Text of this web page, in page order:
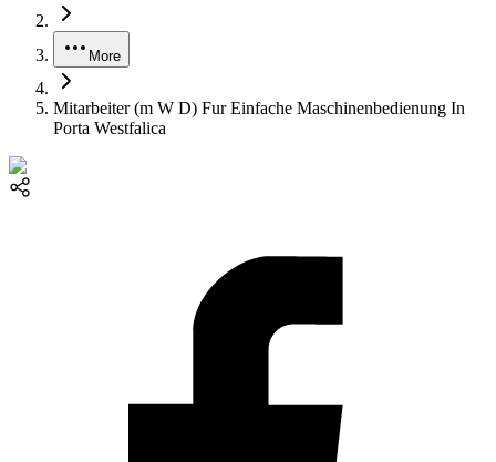
More
Mitarbeiter (m W D) Fur Einfache Maschinenbedienung In
Porta Westfalica